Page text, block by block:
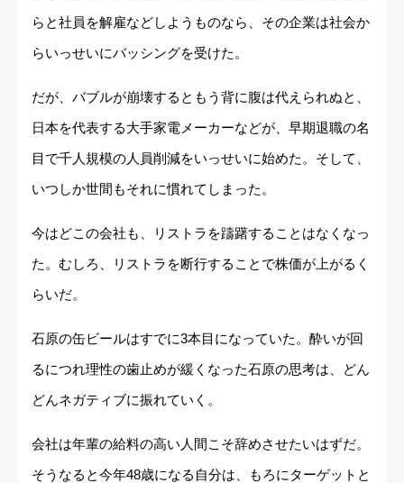
らと社員を解雇などしようものなら、その企業は社会か
らいっせいにバッシングを受けた。
だが、バブルが崩壊するともう背に腹は代えられぬと、
日本を代表する大手家電メーカーなどが、早期退職の名
目で千人規模の人員削減をいっせいに始めた。そして、
いつしか世間もそれに慣れてしまった。
今はどこの会社も、リストラを躊躇することはなくなっ
た。むしろ、リストラを断行することで株価が上がるく
らいだ。
石原の缶ビールはすでに3本目になっていた。酔いが回
るにつれ理性の歯止めが緩くなった石原の思考は、どん
どんネガティブに振れていく。
会社は年輩の給料の高い人間こそ辞めさせたいはずだ。
そうなると今年48歳になる自分は、もろにターゲットと